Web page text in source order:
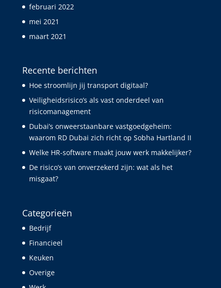
februari 2022
mei 2021
maart 2021
Recente berichten
Hoe stroomlijn jij transport digitaal?
Veiligheidsrisico’s als vast onderdeel van
risicomanagement
Dubai’s onweerstaanbare vastgoedgeheim:
waarom RD Dubai zich richt op Sobha Hartland II
Welke HR-software maakt jouw werk makkelijker?
De risico’s van onverzekerd zijn: wat als het
misgaat?
Categorieën
Bedrijf
Financieel
Keuken
Overige